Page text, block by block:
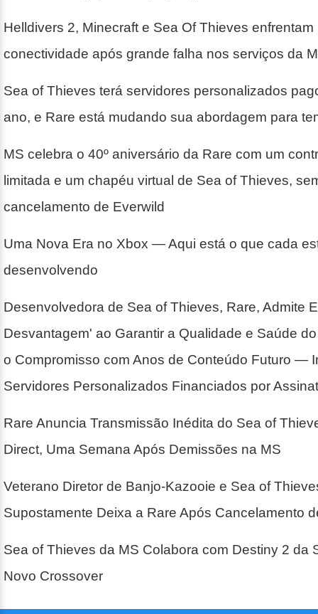
Helldivers 2, Minecraft e Sea Of Thieves
conectividade após grande falha nos serviços da
Sea of Thieves terá servidores personalizados
ano, e Rare está mudando sua abordagem para
MS celebra o 40º aniversário da Rare com um
limitada e um chapéu virtual de Sea of Thieves,
cancelamento de Everwild
Uma Nova Era no Xbox — Aqui está o que cada
desenvolvendo
Desenvolvedora de Sea of Thieves, Rare, Admite
Desvantagem' ao Garantir a Qualidade e Saúde
o Compromisso com Anos de Conteúdo Futuro —
Servidores Personalizados Financiados por
Rare Anuncia Transmissão Inédita do Sea of
Direct, Uma Semana Após Demissões na MS
Veterano Diretor de Banjo-Kazooie e Sea of
Supostamente Deixa a Rare Após Cancelamento
Sea of Thieves da MS Colabora com Destiny 2 da
Novo Crossover